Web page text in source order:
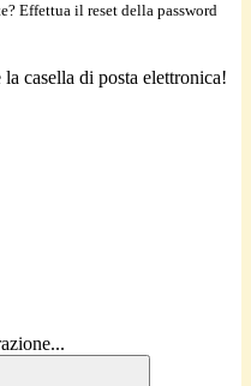
Effettua il reset della password
casella di posta elettronica!